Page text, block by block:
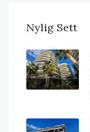
Nylig Sett